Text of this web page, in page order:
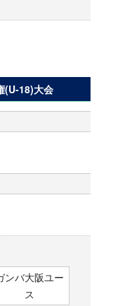
(U-18)大会
ンバ大阪ユー
ス